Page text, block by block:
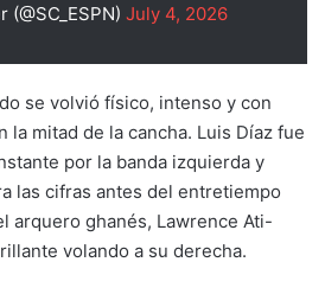
July 4, 2026
se volvió físico, intenso y con
la mitad de la cancha. Luis Díaz fue
por la banda izquierda y
las cifras antes del entretiempo
arquero ghanés, Lawrence Ati-
volando a su derecha.